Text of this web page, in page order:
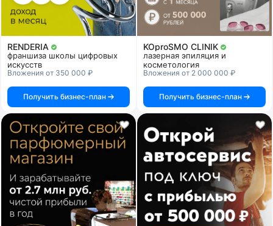
RENDERIA
франшиза школы цифровых
искусств
Вложения от 350 000 ₽
Получить бизнес-план
KOproSMO CLINIK
лазерная эпиляция и
косметология
Вложения от 2 000 000 ₽
Получить бизнес-план